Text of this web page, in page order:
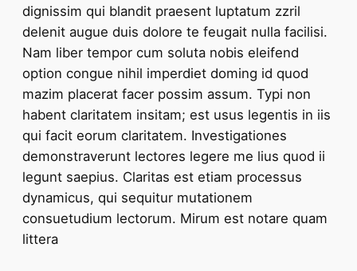
dignissim qui blandit praesent luptatum zzril
delenit augue duis dolore te feugait nulla facilisi.
Nam liber tempor cum soluta nobis eleifend
option congue nihil imperdiet doming id quod
mazim placerat facer possim assum. Typi non
habent claritatem insitam; est usus legentis in iis
qui facit eorum claritatem. Investigationes
demonstraverunt lectores legere me lius quod ii
legunt saepius. Claritas est etiam processus
dynamicus, qui sequitur mutationem
consuetudium lectorum. Mirum est notare quam
littera